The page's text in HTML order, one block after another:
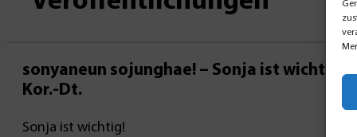
sonyaneun sojunghae! – Sonja ist wichtig! –
Kor.-Dt.
Sonja ist wichtig!